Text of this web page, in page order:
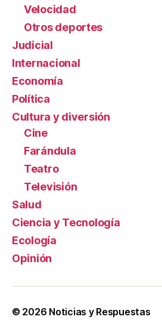
Velocidad
Otros deportes
Judicial
Internacional
Economía
Política
Cultura y diversión
Cine
Farándula
Teatro
Televisión
Salud
Ciencia y Tecnología
Ecología
Opinión
© 2026 Noticias y Respuestas